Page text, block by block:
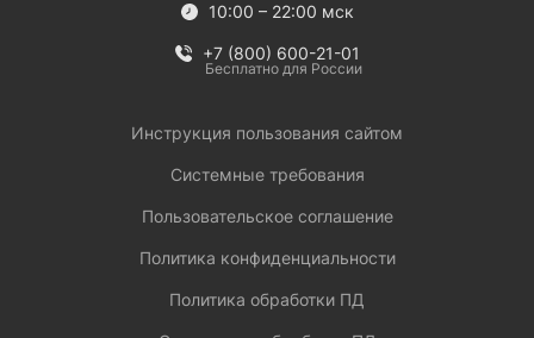
10:00 – 22:00 мск
+7 (800) 600-21-01
Бесплатно для России
Инструкция пользования сайтом
Системные требования
Пользовательское соглашение
Политика конфиденциальности
Политика обработки ПД